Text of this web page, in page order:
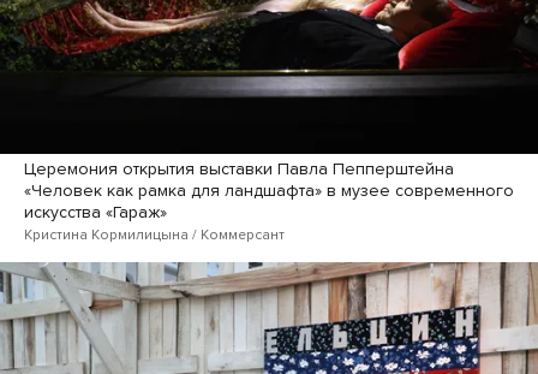
Церемония открытия выставки Павла Пепперштейна
«Человек как рамка для ландшафта» в музее современного
искусства «Гараж»
Кристина Кормилицына / Коммерсант